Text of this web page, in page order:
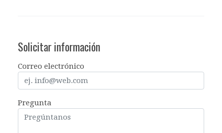
Solicitar información
Correo electrónico
Pregunta